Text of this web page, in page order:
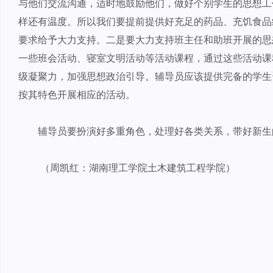
与他们交流沟通，适时地鼓励他们，做好个别学生的思想
样还有温度。所以我们要提前提供好充足的药品、充饥食
要求给予大力支持。二是要大力支持班主任和助班开展的
一些班会活动、寝室文明活动等活动课程，通过这些活动
级凝聚力，加强思想政治引导。辅导员应该提供完备的学
按其特色开展相应的活动。
辅导员要扮演好多重角色，处理好各类关系，带好新
（周凯红：湖南理工学院土木建筑工程学院）